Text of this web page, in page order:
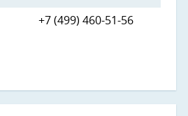
+7 (499) 460-51-56